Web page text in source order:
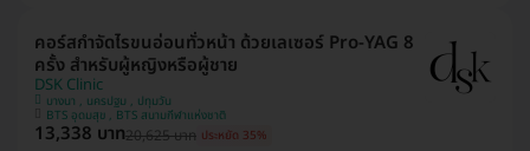
คอร์สกำจัดไรขนอ่อนทั่วหน้า ด้วยเลเซอร์ Pro-YAG 8
ครั้ง สำหรับผู้หญิงหรือผู้ชาย
DSK Clinic
บางนา , นครปฐม , ปทุมวัน
BTS อุดมสุข , BTS สนามกีฬาแห่งชาติ
13,338 บาท20,625 บาท ประหยัด 35%